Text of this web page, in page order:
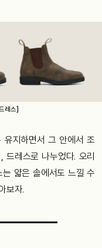
레스]
유지하면서 그 안에서 조
드레스로 나누었다. 오리
얇은 솔에서도 느낄 수
보자.